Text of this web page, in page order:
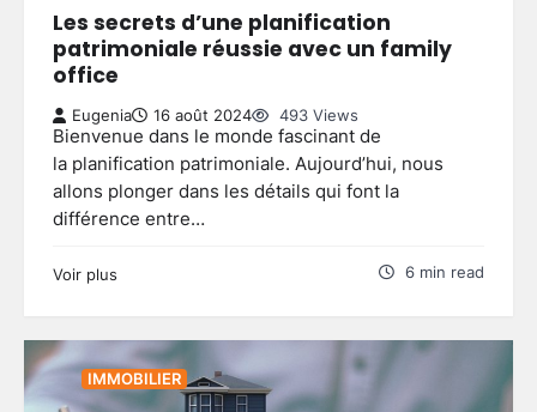
Les secrets d’une planification
patrimoniale réussie avec un family
office
Eugenia 16 août 2024 493 Views
Bienvenue dans le monde fascinant de
la planification patrimoniale. Aujourd’hui, nous
allons plonger dans les détails qui font la
différence entre…
Voir plus 6 min read
IMMOBILIER